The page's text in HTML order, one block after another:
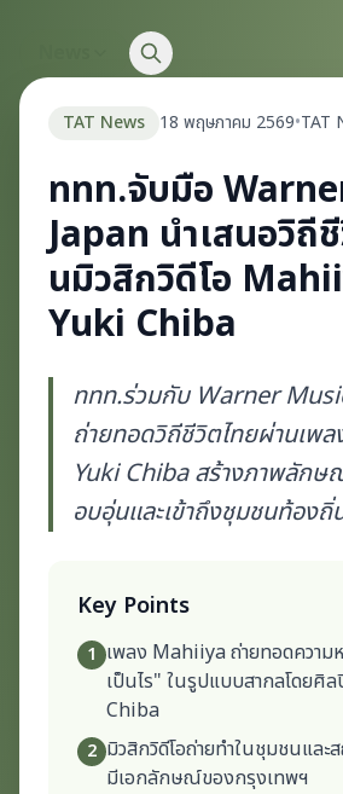
TAT News 18 พฤษภาคม 2569•TAT
ททท.จับมือ
Japan นำเสนอวิถี
นมิวสิกวิดีโอ
Yuki Chiba
ททท.ร่วมกับ Warner
ถ่ายทอดวิถีชีวิตไทยผ่านเพ
Yuki Chiba สร้างภาพลักษ
อบอุ่นและเข้าถึงชุมชนท้องถิ่
Key Points
1 เพลง Mahiiya ถ่ายทอดความ
เป็นไร" ในรูปแบบสากลโดย
Chiba
2 มิวสิกวิดีโอถ่ายทำในชุมชนแล
มีเอกลักษณ์ของกรุงเทพฯ